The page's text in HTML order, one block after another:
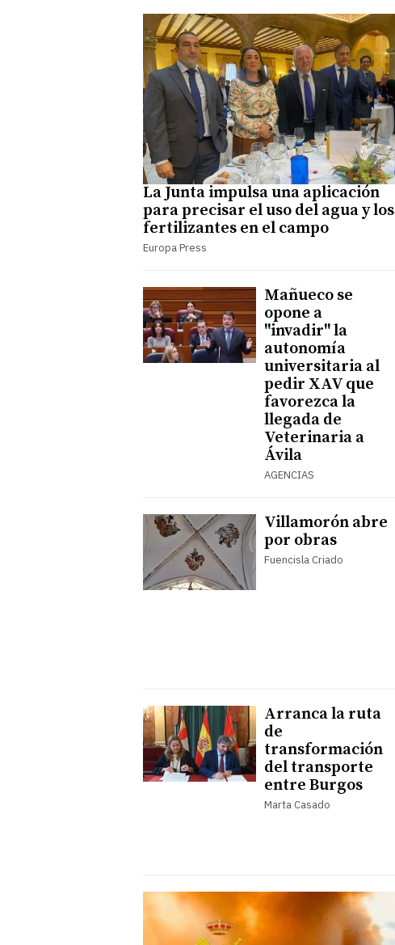
La Junta impulsa una aplicación
para precisar el uso del agua y los
fertilizantes en el campo
Europa Press
Mañueco se
opone a
"invadir" la
autonomía
universitaria al
pedir XAV que
favorezca la
llegada de
Veterinaria a
Ávila
AGENCIAS
Villamorón abre
por obras
Fuencisla Criado
Arranca la ruta
de
transformación
del transporte
entre Burgos
Marta Casado